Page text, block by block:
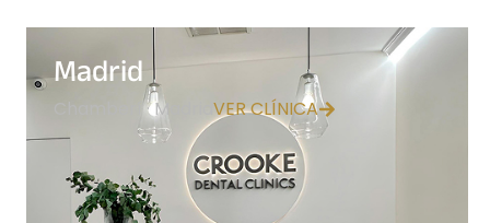
Madrid
Chamberí · Madrid VER CLÍNICA